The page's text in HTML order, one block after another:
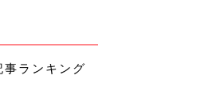
ランキング